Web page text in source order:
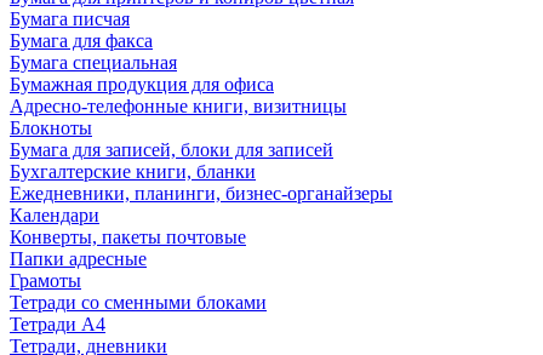
Бумага писчая
Бумага для факса
Бумага специальная
Бумажная продукция для офиса
Адресно-телефонные книги, визитницы
Блокноты
Бумага для записей, блоки для записей
Бухгалтерские книги, бланки
Ежедневники, планинги, бизнес-органайзеры
Календари
Конверты, пакеты почтовые
Папки адресные
Грамоты
Тетради со сменными блоками
Тетради А4
Тетради, дневники